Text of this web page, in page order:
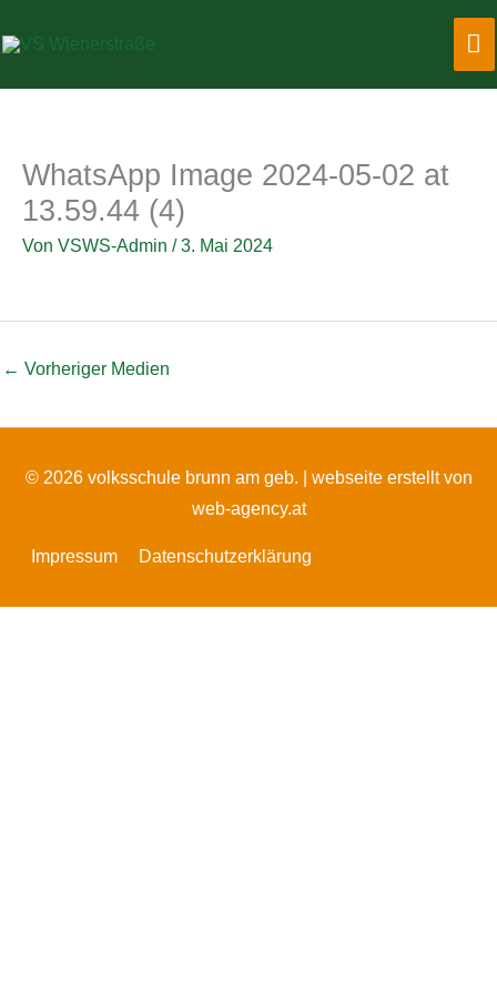
Inhalt
WhatsApp Image 2024-05-02 at
13.59.44 (4)
Von VSWS-Admin /3. Mai 2024
← Vorheriger Medien
© 2026 volksschule brunn am geb. | webseite erstellt von
web-agency.at
Impressum Datenschutzerklärung